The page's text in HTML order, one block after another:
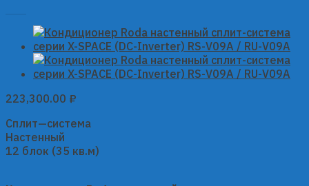
223,300.00 ₽
Сплит—система
Настенный
12 блок (35 кв.м)